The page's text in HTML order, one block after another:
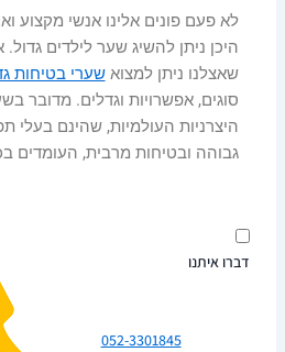
לא פעם פונים אלינו אנשי מקצוע
היכן ניתן להשיג שער לילדים
שאצלנו ניתן למצואשערי בטיחות
סוגים, אפשרויות וגדלים. מדובר
היצרניות העולמיות, שהינם בעלי
גבוהה ובטיחות מרבית, העומדים
דברו איתנו
052-3301845